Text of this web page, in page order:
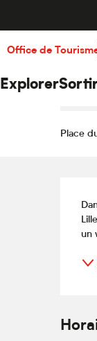
principal
Explorer
Office de
Place
un